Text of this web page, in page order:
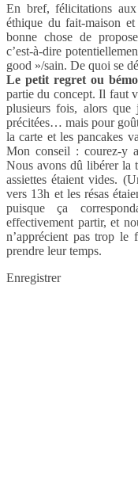
En bref, félicitations
éthique du fait-maison
bonne chose de
c’est-à-dire
good »/sain. De quoi se
Le petit regret ou
partie du concept. Il faut
plusieurs fois, alors que
précitées… mais pour
la carte et les pancakes
Mon conseil : courez-y
Nous avons dû libérer la
assiettes étaient vides.
vers 13h et les résas
puisque ça
effectivement partir, et
n’apprécient pas trop le
prendre leur temps.
Enregistrer